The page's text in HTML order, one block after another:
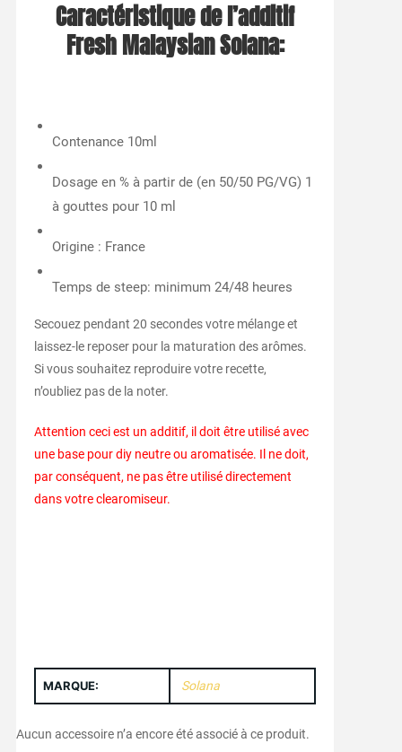
Caractéristique de l’additif
Fresh Malaysian Solana:
Contenance 10ml
Dosage en % à partir de (en 50/50 PG/VG) 1
à gouttes pour 10 ml
Origine : France
Temps de steep: minimum 24/48 heures
Secouez pendant 20 secondes votre mélange et
laissez-le reposer pour la maturation des arômes.
Si vous souhaitez reproduire votre recette,
n’oubliez pas de la noter.
Attention ceci est un additif, il doit être utilisé avec
une base pour diy neutre ou aromatisée. Il ne doit,
par conséquent, ne pas être utilisé directement
dans votre clearomiseur.
MARQUE: Solana
Aucun accessoire n’a encore été associé à ce produit.